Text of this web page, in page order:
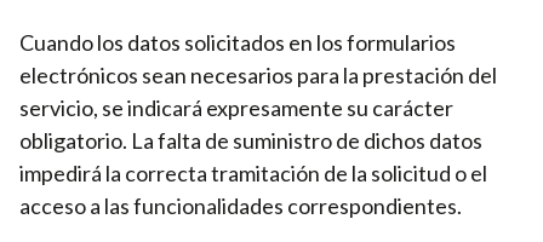
Cuando los datos solicitados en los formularios
electrónicos sean necesarios para la prestación del
servicio, se indicará expresamente su carácter
obligatorio. La falta de suministro de dichos datos
impedirá la correcta tramitación de la solicitud o el
acceso a las funcionalidades correspondientes.